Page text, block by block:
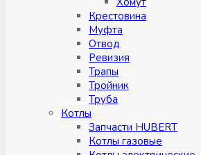
Крестовина
Муфтa
Отвод
Ревизия
Трапы
Тройник
Труба
Котлы
Запчасти HUBERT
Котлы газовые